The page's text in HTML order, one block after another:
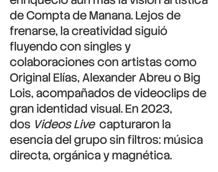
de Compta de Manana. Lejos de
frenarse, la creatividad siguió
fluyendo con singles y
colaboraciones con artistas como
Original Elías, Alexander Abreu o Big
Lois, acompañados de videoclips de
gran identidad visual. En 2023,
dos Videos Livecapturaron la
esencia del grupo sin filtros: música
directa, orgánica y magnética.